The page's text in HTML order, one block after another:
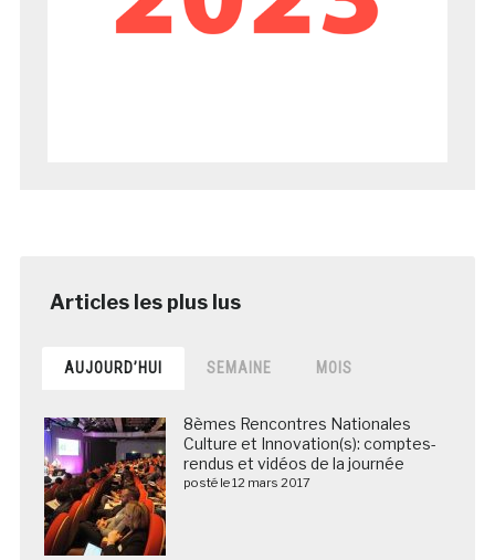
AUJOURD’HUI SEMAINE MOIS
8èmes Rencontres Nationales
Culture et Innovation(s): comptes-
rendus et vidéos de la journée
posté le 12 mars 2017